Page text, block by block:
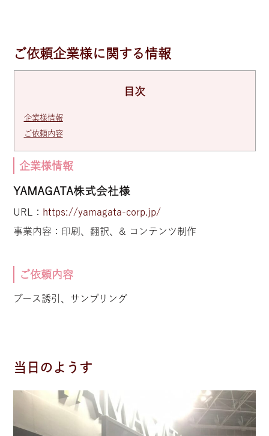
ご依頼企業様に関する情報
目次
企業様情報
ご依頼内容
企業様情報
YAMAGATA株式会社様
URL： https://yamagata-corp.jp/
事業内容：印刷、翻訳、& コンテンツ制作
ご依頼内容
ブース誘引、サンプリング
当日のようす